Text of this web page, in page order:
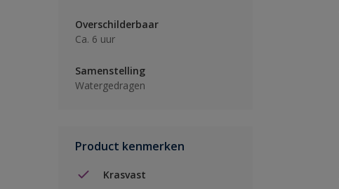
Overschilderbaar
Ca. 6 uur
Samenstelling
Watergedragen
Product kenmerken
Krasvast